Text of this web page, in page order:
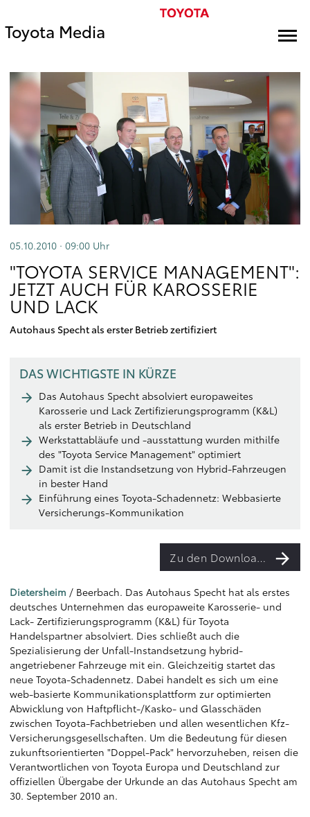
Toyota Media
05.10.2010 · 09:00 Uhr
"TOYOTA SERVICE MANAGEMENT":
JETZT AUCH FÜR KAROSSERIE
UND LACK
Autohaus Specht als erster Betrieb zertifiziert
DAS WICHTIGSTE IN KÜRZE
Das Autohaus Specht absolviert europaweites
Karosserie und Lack Zertifizierungsprogramm (K&L)
als erster Betrieb in Deutschland
Werkstattabläufe und -ausstattung wurden mithilfe
des "Toyota Service Management" optimiert
Damit ist die Instandsetzung von Hybrid-Fahrzeugen
in bester Hand
Einführung eines Toyota-Schadennetz: Webbasierte
Versicherungs-Kommunikation
Zu den Downloads
Dietersheim / Beerbach. Das Autohaus Specht hat als erstes
deutsches Unternehmen das europaweite Karosserie- und
Lack- Zertifizierungsprogramm (K&L) für Toyota
Handelspartner absolviert. Dies schließt auch die
Spezialisierung der Unfall-Instandsetzung hybrid-
angetriebener Fahrzeuge mit ein. Gleichzeitig startet das
neue Toyota-Schadennetz. Dabei handelt es sich um eine
web-basierte Kommunikationsplattform zur optimierten
Abwicklung von Haftpflicht-/Kasko- und Glasschäden
zwischen Toyota-Fachbetrieben und allen wesentlichen Kfz-
Versicherungsgesellschaften. Um die Bedeutung für diesen
zukunftsorientierten "Doppel-Pack" hervorzuheben, reisen die
Verantwortlichen von Toyota Europa und Deutschland zur
offiziellen Übergabe der Urkunde an das Autohaus Specht am
30. September 2010 an.